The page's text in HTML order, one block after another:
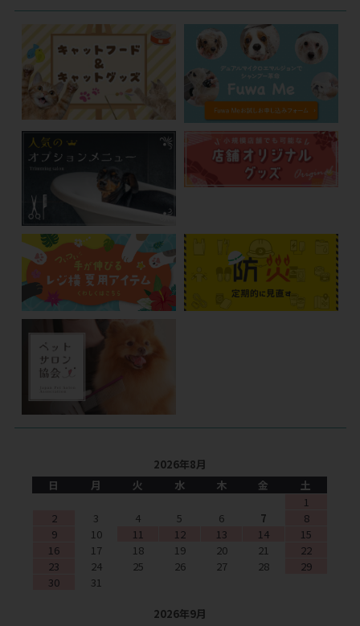
2026年8月
日
月 火 水 木 金
土
1
2
3 4 5 6 7
8
9
10 11 12 13 14
15
16
17 18 19 20 21
22
23
24 25 26 27 28
29
30
31
2026年9月